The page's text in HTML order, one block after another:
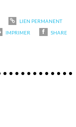
LIEN PERMANENT
IMPRIMER SHARE